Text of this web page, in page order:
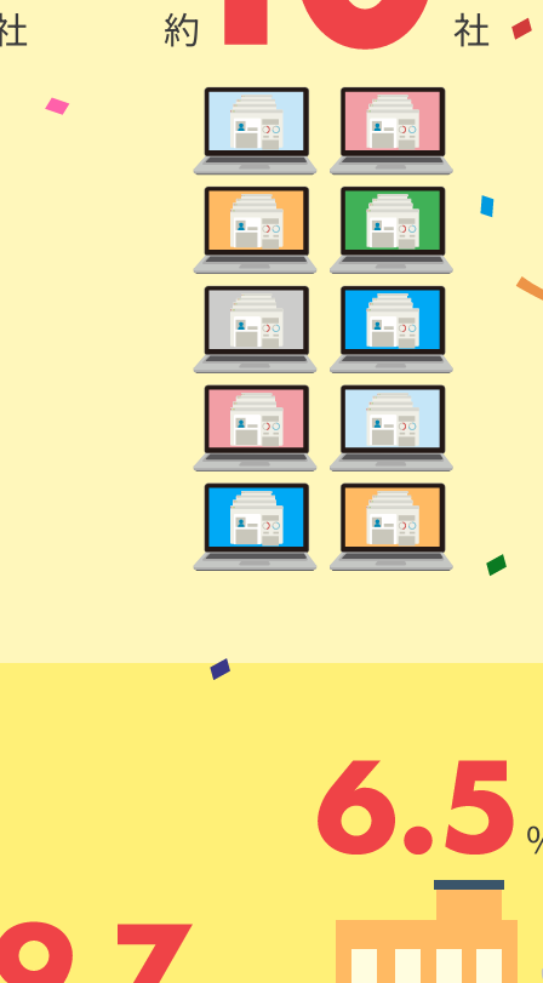
約 社